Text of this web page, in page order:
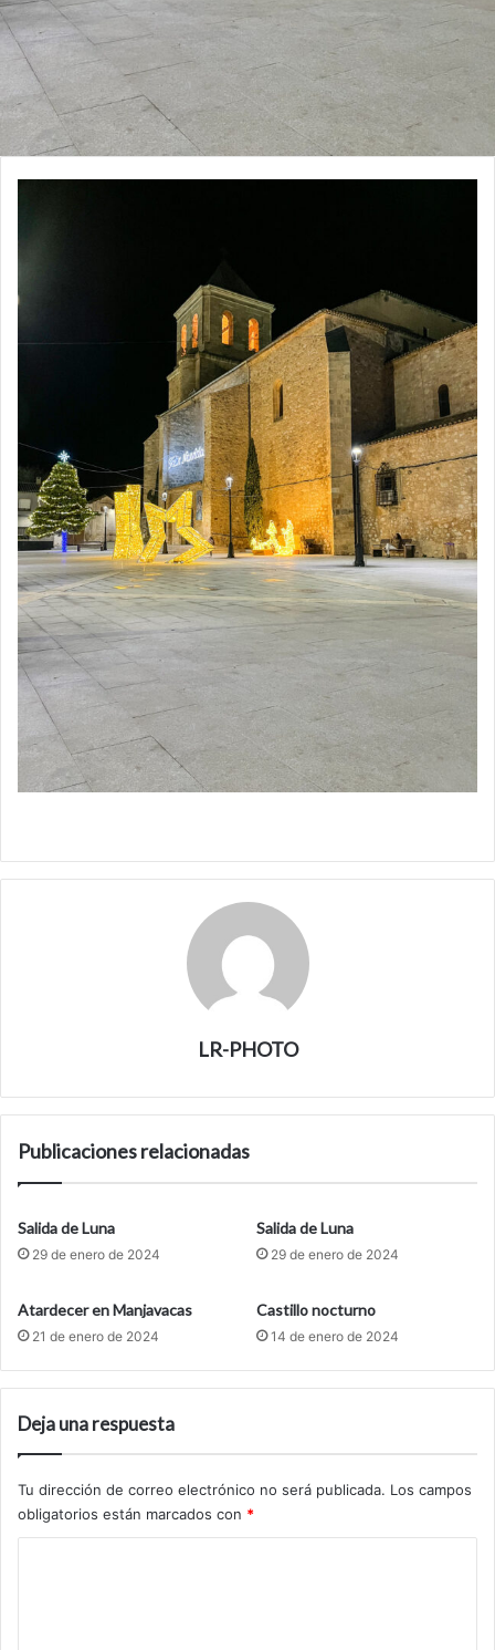
LR-PHOTO
Publicaciones relacionadas
Salida de Luna
29 de enero de 2024
Salida de Luna
29 de enero de 2024
Atardecer en Manjavacas
21 de enero de 2024
Castillo nocturno
14 de enero de 2024
Deja una respuesta
Tu dirección de correo electrónico no será publicada. Los campos
obligatorios están marcados con *